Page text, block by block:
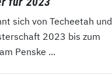
sich von Techeetah und
2023 bis zum
Penske ...